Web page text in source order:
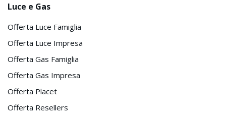
Luce e Gas
Offerta Luce Famiglia
Offerta Luce Impresa
Offerta Gas Famiglia
Offerta Gas Impresa
Offerta Placet
Offerta Resellers